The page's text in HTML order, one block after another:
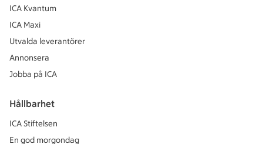
ICA Kvantum
ICA Maxi
Utvalda leverantörer
Annonsera
Jobba på ICA
Hållbarhet
ICA Stiftelsen
En god morgondag